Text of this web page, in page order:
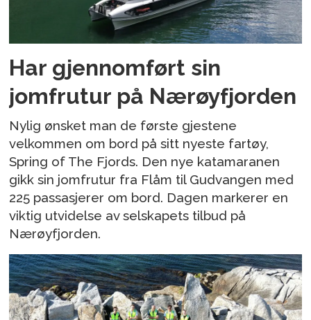
Har gjennomført sin
jomfrutur på Nærøyfjorden
Nylig ønsket man de første gjestene
velkommen om bord på sitt nyeste fartøy,
Spring of The Fjords. Den nye katamaranen
gikk sin jomfrutur fra Flåm til Gudvangen med
225 passasjerer om bord. Dagen markerer en
viktig utvidelse av selskapets tilbud på
Nærøyfjorden.